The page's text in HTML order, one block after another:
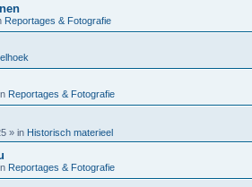
Reportages & Fotografie
Reportages & Fotografie
» in Historisch materieel
Reportages & Fotografie